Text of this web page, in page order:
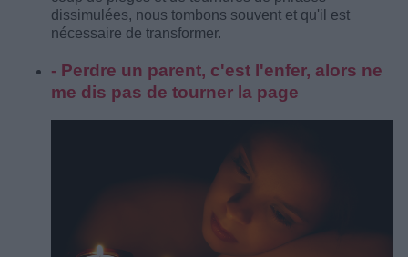
dissimulées, nous tombons souvent et qu'il est
nécessaire de transformer.
- Perdre un parent, c'est l'enfer, alors ne
me dis pas de tourner la page